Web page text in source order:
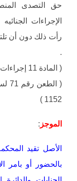
الإجراءات
رأت ذلك دون أن
.
( المادة 11 إجراءات جنائيه )
1152 )
الموجز :
الأصل تقيد
بالحضور أو بامر